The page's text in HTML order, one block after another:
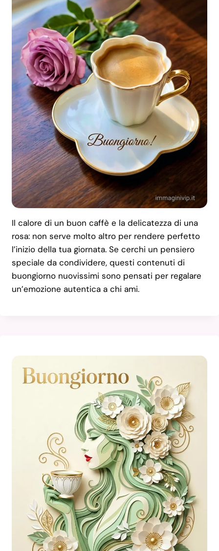
Il calore di un buon caffè e la delicatezza di una
rosa: non serve molto altro per rendere perfetto
l’inizio della tua giornata. Se cerchi un pensiero
speciale da condividere, questi contenuti di
buongiorno nuovissimi sono pensati per regalare
un’emozione autentica a chi ami.